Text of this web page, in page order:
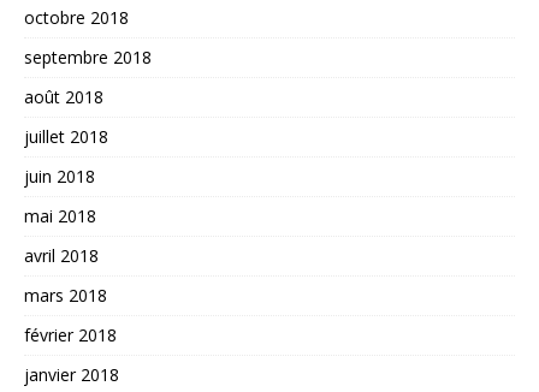
octobre 2018
septembre 2018
août 2018
juillet 2018
juin 2018
mai 2018
avril 2018
mars 2018
février 2018
janvier 2018